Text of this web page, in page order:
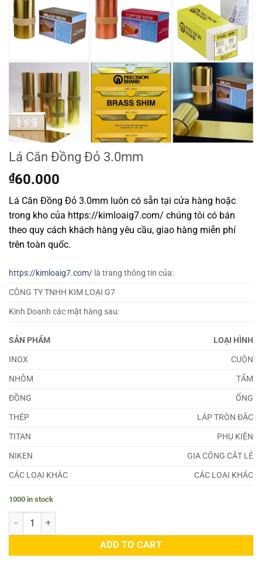
Lá Căn Đồng Đỏ 3.0mm
₫60.000
Lá Căn Đồng Đỏ 3.0mm luôn có sẵn tại cửa hàng hoặc
trong kho của https://kimloaig7.com/ chúng tôi có bán
theo quy cách khách hàng yêu cầu, giao hàng miễn phí
trên toàn quốc.
https://kimloaig7.com/ là trang thông tin của:
CÔNG TY TNHH KIM LOẠI G7
Kinh Doanh các mặt hàng sau:
SẢN PHẨM
LOẠI HÌNH
INOX
CUỘN
NHÔM
TẤM
ĐỒNG
ỐNG
THÉP
LÁP TRÒN ĐẶC
TITAN
PHỤ KIỆN
NIKEN
GIA CÔNG CẮT LẺ
CÁC LOẠI KHÁC
CÁC LOẠI KHÁC
1000 in stock
Lá Căn Đồng Đỏ 3.0mm quantity
ADD TO CART